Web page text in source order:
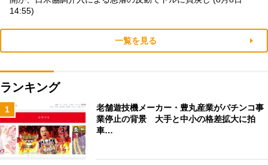
14:55)
一覧を見る
ランキング
1
老舗遊技機メーカー・豊丸産業がパチンコ事
業停止の背景 大手と中小の格差拡大に拍
車…